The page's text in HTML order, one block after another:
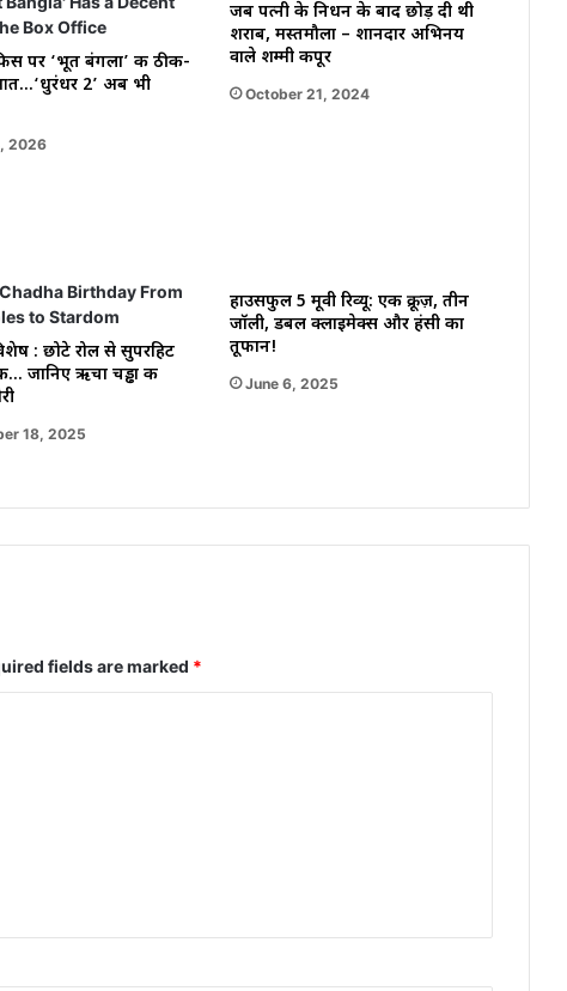
पर ‘भूत बंगला’ की ठीक-
2’ अब भी
2026
जब पत्नी के निधन के बाद छोड़ दी थी
शराब, मस्तमौला – शानदार अभिनय
वाले शम्मी कपूर
October 21, 2024
: छोटे रोल से सुपरहिट
जानिए ऋचा चड्ढा की
18, 2025
हाउसफुल 5 मूवी रिव्यू: एक क्रूज़, तीन
जॉली, डबल क्लाइमेक्स और हंसी का
तूफान!
June 6, 2025
fields are marked *